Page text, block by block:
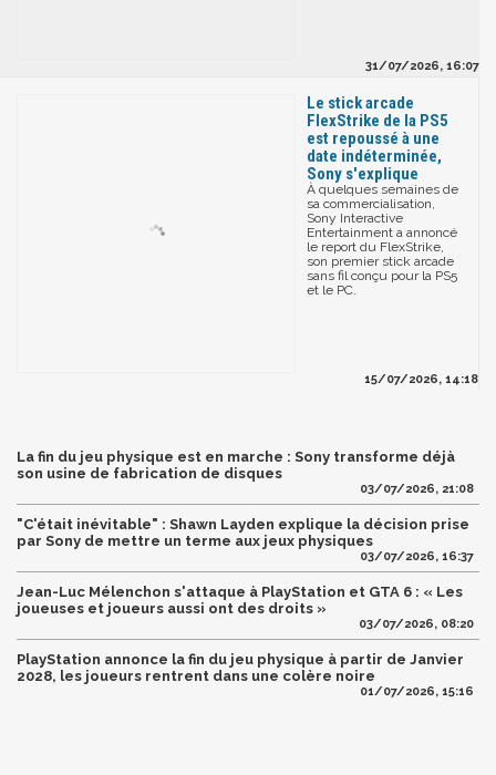
31/07/2026, 16:07
Le stick arcade
FlexStrike de la PS5
est repoussé à une
date indéterminée,
Sony s'explique
À quelques semaines de
sa commercialisation,
Sony Interactive
Entertainment a annoncé
le report du FlexStrike,
son premier stick arcade
sans fil conçu pour la PS5
et le PC.
15/07/2026, 14:18
La fin du jeu physique est en marche : Sony transforme déjà
son usine de fabrication de disques
03/07/2026, 21:08
"C'était inévitable" : Shawn Layden explique la décision prise
par Sony de mettre un terme aux jeux physiques
03/07/2026, 16:37
Jean-Luc Mélenchon s'attaque à PlayStation et GTA 6 : « Les
joueuses et joueurs aussi ont des droits »
03/07/2026, 08:20
PlayStation annonce la fin du jeu physique à partir de Janvier
2028, les joueurs rentrent dans une colère noire
01/07/2026, 15:16